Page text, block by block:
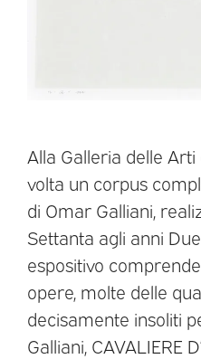
Alla Galleria delle
volta un corpus
di Omar Galliani,
Settanta agli anni
espositivo
opere, molte delle
decisamente insoliti
Galliani, CAVALIERE